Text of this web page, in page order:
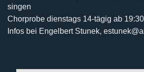
singen
Chorprobe dienstags 14-tägig ab
Infos bei Engelbert Stunek,